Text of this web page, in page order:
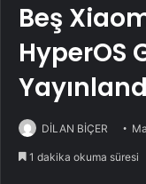
Beş
HyperOS
DİLAN BİÇER
1 dakika okuma süresi